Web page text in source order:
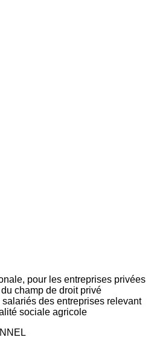
pour les entreprises privées
champ de droit privé
des entreprises relevant
sociale agricole